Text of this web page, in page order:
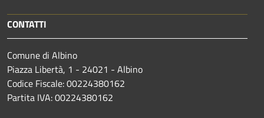
CONTATTI
Comune di Albino
Piazza Libertà, 1 - 24021 - Albino
Codice Fiscale: 00224380162
Partita IVA: 00224380162